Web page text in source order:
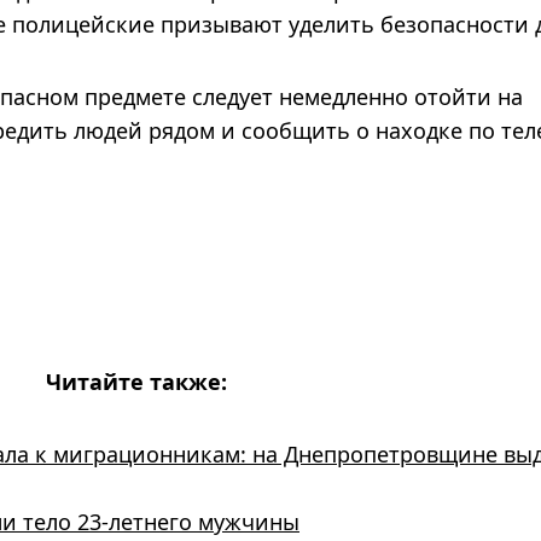
призывают уделить безопасности
предмете следует немедленно отойти на
людей рядом и сообщить о находке по
Читайте также:
к миграционникам: на Днепропетровщине
тело 23-летнего мужчины